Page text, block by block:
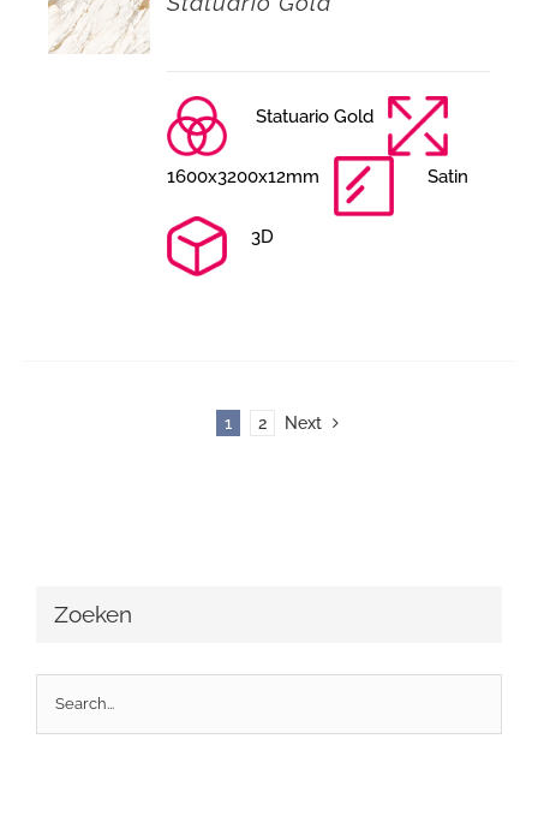
Statuario Gold
1600x3200x12mm Satin
3D
1 2 Next
Zoeken